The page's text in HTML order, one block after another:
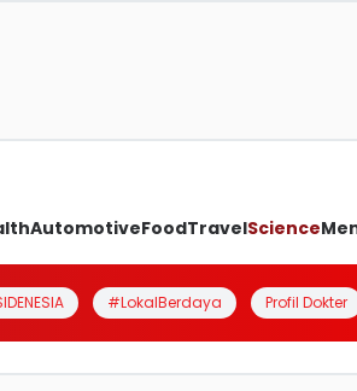
AutomotiveFoodTravelScience
#LokalBerdaya Profil Dokter